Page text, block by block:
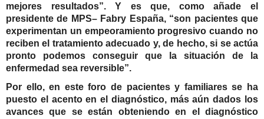
mejores resultados”. Y es que, como añade el
presidente de MPS– Fabry España, “son pacientes que
experimentan un empeoramiento progresivo cuando no
reciben el tratamiento adecuado y, de hecho, si se actúa
pronto podemos conseguir que la situación de la
enfermedad sea reversible”.
Por ello, en este foro de pacientes y familiares se ha
puesto el acento en el diagnóstico, más aún dados los
avances que se están obteniendo en el diagnóstico